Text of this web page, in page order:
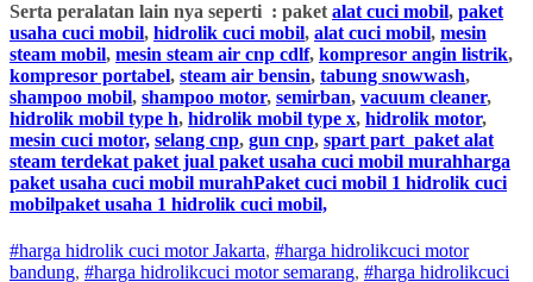
Serta peralatan lain nya seperti : paket alat cuci mobil, paket
usaha cuci mobil, hidrolik cuci mobil, alat cuci mobil, mesin
steam mobil, mesin steam air cnp cdlf, kompresor angin listrik,
kompresor portabel, steam air bensin, tabung snowwash,
shampoo mobil, shampoo motor, semirban, vacuum cleaner,
hidrolik mobil type h, hidrolik mobil type x, hidrolik motor,
mesin cuci motor, selang cnp, gun cnp, spart part paket alat
steam terdekat paket jual paket usaha cuci mobil murahharga
paket usaha cuci mobil murahPaket cuci mobil 1 hidrolik cuci
mobilpaket usaha 1 hidrolik cuci mobil,
#harga hidrolik cuci motor Jakarta, #harga hidrolikcuci motor
bandung, #harga hidrolikcuci motorsemarang, #harga hidrolikcuci